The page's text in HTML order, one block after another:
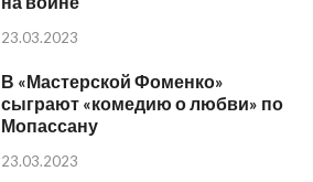
23.03.2023
В «Мастерской Фоменко»
сыграют «комедию о любви» по
Мопассану
23.03.2023